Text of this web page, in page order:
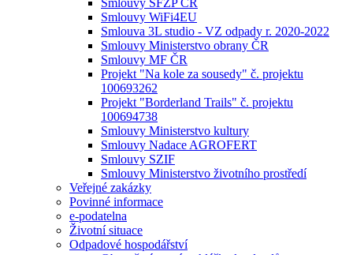
Smlouvy SFŽP ČR
Smlouvy WiFi4EU
Smlouva 3L studio - VZ odpady r. 2020-2022
Smlouvy Ministerstvo obrany ČR
Smlouvy MF ČR
Projekt "Na kole za sousedy" č. projektu
100693262
Projekt "Borderland Trails" č. projektu
100694738
Smlouvy Ministerstvo kultury
Smlouvy Nadace AGROFERT
Smlouvy SZIF
Smlouvy Ministerstvo životního prostředí
Veřejné zakázky
Povinné informace
e-podatelna
Životní situace
Odpadové hospodářství